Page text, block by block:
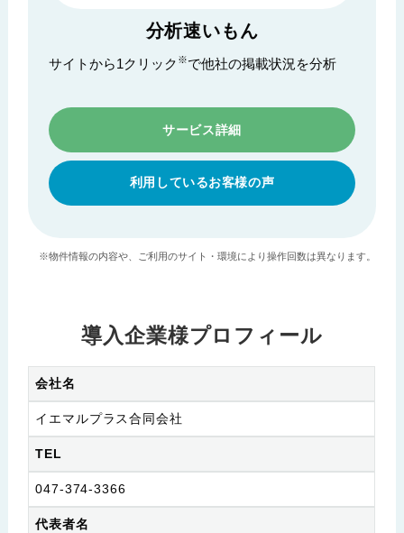
分析速いもん
サイトから1クリック ※で他社の掲載状況を分析
サービス詳細
利用しているお客様の声
※物件情報の内容や、ご利用のサイト・環境により操作回数は異なります。
導入企業様プロフィール
会社名
イエマルプラス合同会社
TEL
047-374-3366
代表者名